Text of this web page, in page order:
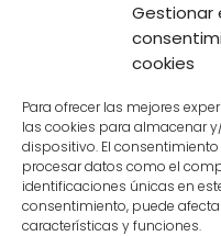
Gestionar
cookies
Para ofrecer las mejores
las cookies para almacenar
dispositivo. El
procesar datos como el
identificaciones únicas en
consentimiento, puede
características y funciones.
Empresas
empresas de
eficiencia en tu cadena de
Aviso legal
Política de Cookies